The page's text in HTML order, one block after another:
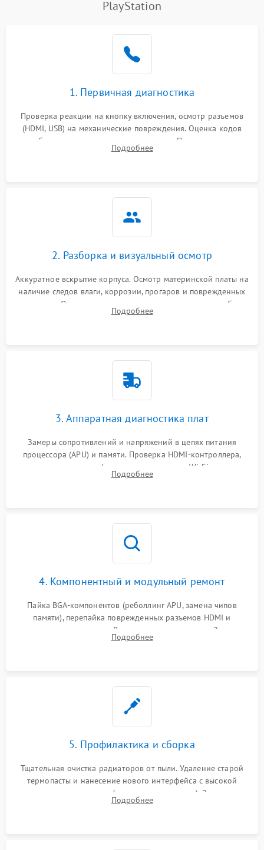
PlayStation
1. Первичная диагностика
Проверка реакции на кнопку включения, осмотр разъемов
(HDMI, USB) на механические повреждения. Оценка кодов
ошибок на экране или по индикаторам. Проверка чтения
дисков, работы геймпадов и наличия гарантийных пломб.
Подробнее
2. Разборка и визуальный осмотр
Аккуратное вскрытие корпуса. Осмотр материнской платы на
наличие следов влаги, коррозии, прогаров и поврежденных
элементов. Оценка состояния системы охлаждения, турбины
кулера и степени загрязнения радиатора пылью.
Подробнее
3. Аппаратная диагностика плат
Замеры сопротивлений и напряжений в цепях питания
процессора (APU) и памяти. Проверка HDMI-контроллера,
микросхем флеш-памяти и модуля Wi-Fi
Подробнее
4. Компонентный и модульный ремонт
Пайка BGA-компонентов (реболлинг APU, замена чипов
памяти), перепайка поврежденных разъемов HDMI и
контроллеров питания. Восстановление дорожек. Замена
неисправного жесткого диска, SSD или лазерной головки
Подробнее
5. Профилактика и сборка
Тщательная очистка радиаторов от пыли. Удаление старой
термопасты и нанесение нового интерфейса с высокой
теплопроводностью (или жидкого металла). Замена
термопрокладок. Аккуратная сборка консоли и подключение
Подробнее